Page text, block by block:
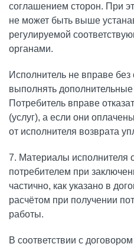
соглашением сторон. При
не может быть выше
регулируемой
органами.
Исполнитель не вправе без
выполнять дополнительные
Потребитель вправе
(услуг), а если они
от исполнителя возврата
7. Материалы исполнителя
потребителем при
частично, как указано в
расчётом при получении
работы.
В соответствии с